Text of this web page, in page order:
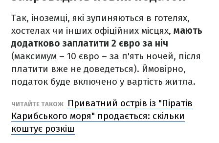
Так, іноземці, які зупиняються в готелях,
хостелах чи інших офіційних місцях, мають
додатково заплатити 2 євро за ніч
(максимум – 10 євро – за п'ять ночей, після
платити вже не доведеться). Ймовірно,
податок буде включено у вартість житла.
ЧИТАЙТЕ ТАКОЖ
Приватний острів із "‎Піратів
Карибського моря" продається: скільки
коштує розкіш